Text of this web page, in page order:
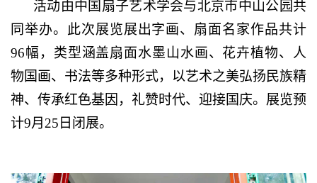
活动由中国扇子艺术学会与北京市中山公园共
同举办。此次展览展出字画、扇面名家作品共计
96幅，类型涵盖扇面水墨山水画、花卉植物、人
物国画、书法等多种形式，以艺术之美弘扬民族精
神、传承红色基因，礼赞时代、迎接国庆。展览预
计9月25日闭展。